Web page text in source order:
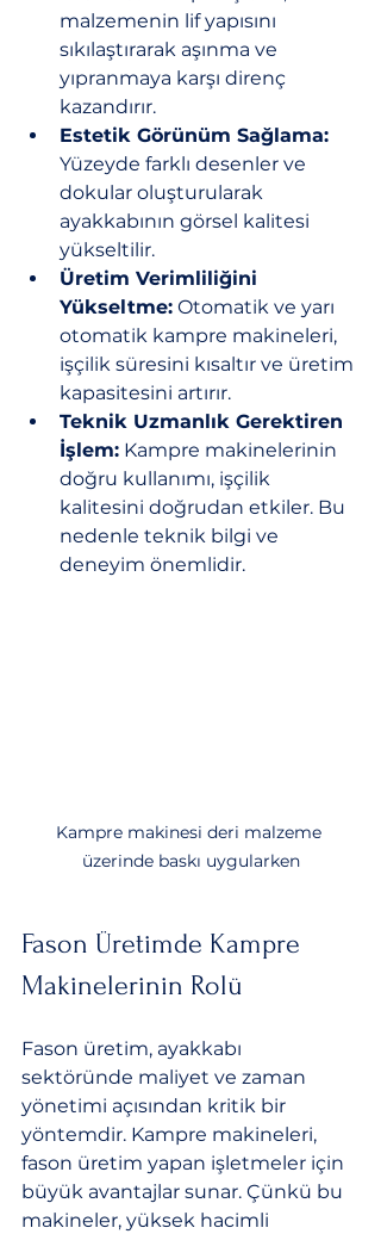
malzemenin lif yapısını
sıkılaştırarak aşınma ve
yıpranmaya karşı direnç
kazandırır.
Estetik Görünüm Sağlama:
Yüzeyde farklı desenler ve
dokular oluşturularak
ayakkabının görsel kalitesi
yükseltilir.
Üretim Verimliliğini
Yükseltme: Otomatik ve yarı
otomatik kampre makineleri,
işçilik süresini kısaltır ve üretim
kapasitesini artırır.
Teknik Uzmanlık Gerektiren
İşlem: Kampre makinelerinin
doğru kullanımı, işçilik
kalitesini doğrudan etkiler. Bu
nedenle teknik bilgi ve
deneyim önemlidir.
Kampre makinesi deri malzeme
üzerinde baskı uygularken
Fason Üretimde Kampre
Makinelerinin Rolü
Fason üretim, ayakkabı
sektöründe maliyet ve zaman
yönetimi açısından kritik bir
yöntemdir. Kampre makineleri,
fason üretim yapan işletmeler için
büyük avantajlar sunar. Çünkü bu
makineler, yüksek hacimli